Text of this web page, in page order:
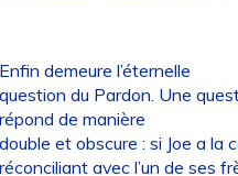
demeure l’éternelle
du Pardon. Une
de manière
et obscure : si Joe a la
avec l’un de ses